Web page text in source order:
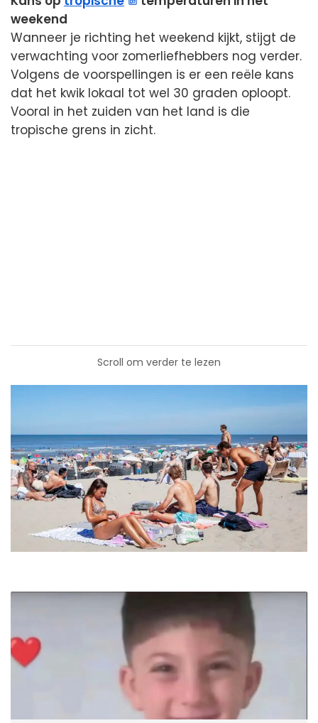
weekend
Wanneer je richting het weekend kijkt, stijgt de
verwachting voor zomerliefhebbers nog verder.
Volgens de voorspellingen is er een reële kans
dat het kwik lokaal tot wel 30 graden oploopt.
Vooral in het zuiden van het land is die
tropische grens in zicht.
Scroll om verder te lezen